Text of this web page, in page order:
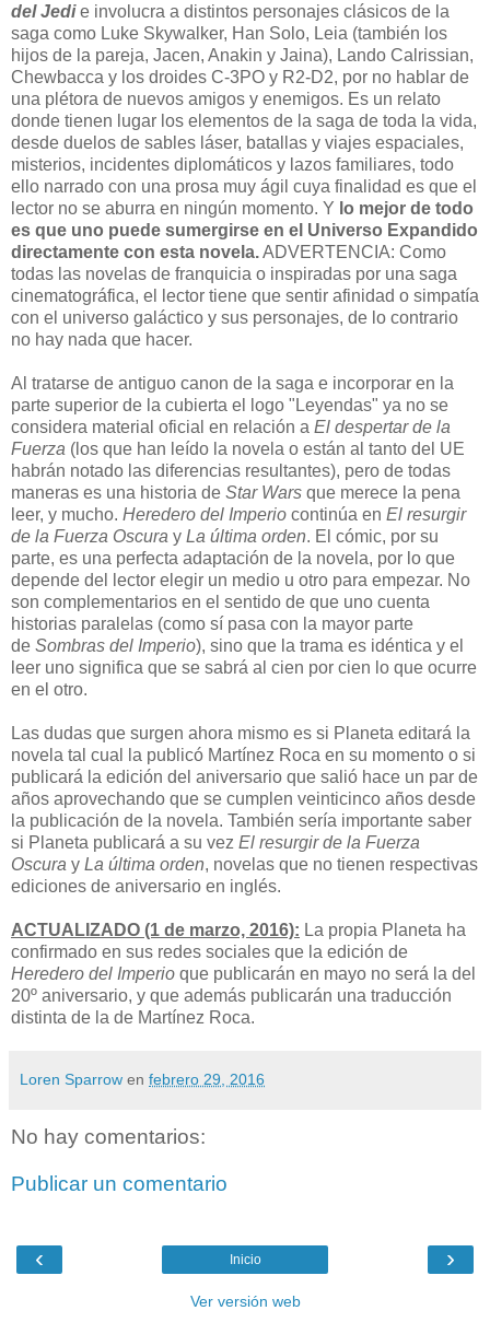
del Jedie involucra a distintos personajes clásicos de la
saga como Luke Skywalker, Han Solo, Leia (también los
hijos de la pareja, Jacen, Anakin y Jaina), Lando Calrissian,
Chewbacca y los droides C-3PO y R2-D2, por no hablar de
una plétora de nuevos amigos y enemigos. Es un relato
donde tienen lugar los elementos de la saga de toda la vida,
desde duelos de sables láser, batallas y viajes espaciales,
misterios, incidentes diplomáticos y lazos familiares, todo
ello narrado con una prosa muy ágil cuya finalidad es que el
lector no se aburra en ningún momento. Y lo mejor de todo
es que uno puede sumergirse en el Universo Expandido
directamente con esta novela.ADVERTENCIA: Como
todas las novelas de franquicia o inspiradas por una saga
cinematográfica, el lector tiene que sentir afinidad o simpatía
con el universo galáctico y sus personajes, de lo contrario
no hay nada que hacer.
Al tratarse de antiguo canon de la saga e incorporar en la
parte superior de la cubierta el logo "Leyendas" ya no se
considera material oficial en relación a El despertar de la
Fuerza (los que han leído la novela o están al tanto del UE
habrán notado las diferencias resultantes), pero de todas
maneras es una historia de Star Wars que merece la pena
leer, y mucho. Heredero del Imperio continúa en El resurgir
de la Fuerza Oscura y La última orden. El cómic, por su
parte, es una perfecta adaptación de la novela, por lo que
depende del lector elegir un medio u otro para empezar. No
son complementarios en el sentido de que uno cuenta
historias paralelas (como sí pasa con la mayor parte
de Sombras del Imperio), sino que la trama es idéntica y el
leer uno significa que se sabrá al cien por cien lo que ocurre
en el otro.
Las dudas que surgen ahora mismo es si Planeta editará la
novela tal cual la publicó Martínez Roca en su momento o si
publicará la edición del aniversario que salió hace un par de
años aprovechando que se cumplen veinticinco años desde
la publicación de la novela. También sería importante saber
si Planeta publicará a su vez El resurgir de la Fuerza
Oscura y La última orden, novelas que no tienen respectivas
ediciones de aniversario en inglés.
ACTUALIZADO (1 de marzo, 2016): La propia Planeta ha
confirmado en sus redes sociales que la edición de
Heredero del Imperio que publicarán en mayo no será la del
20º aniversario, y que además publicarán una traducción
distinta de la de Martínez Roca.
Loren Sparrow en febrero 29, 2016
No hay comentarios:
Publicar un comentario
‹ ›
Inicio
Ver versión web